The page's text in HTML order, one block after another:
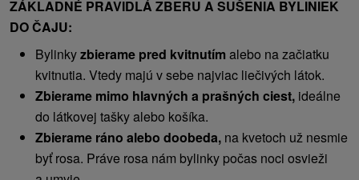
ZÁKLADNÉ PRAVIDLÁ ZBERU A SUŠENIA BYLINIEK
DO ČAJU:
Bylinkyzbierame pred kvitnutím alebo na začiatku
kvitnutia. Vtedy majú v sebe najviac liečivých látok.
Zbierame mimo hlavných a prašných ciest, ideálne
do látkovej tašky alebo košíka.
Zbierame ráno alebo doobeda, na kvetoch už nesmie
byť rosa. Práve rosa nám bylinky počas noci osvieži